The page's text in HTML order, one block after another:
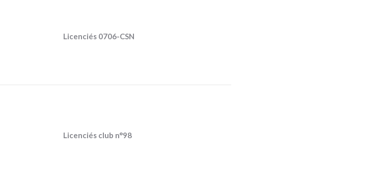
Licenciés 0706-CSN
Licenciés club n°98